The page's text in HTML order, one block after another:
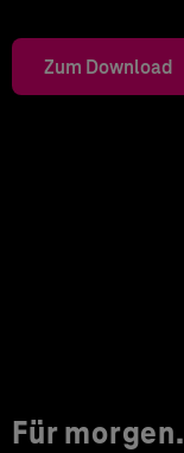
Zum Download
Für morgen.